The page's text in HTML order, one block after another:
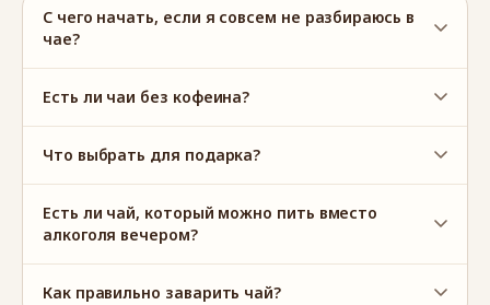
С чего начать, если я совсем не разбираюсь в
чае?
Есть ли чаи без кофеина?
Что выбрать для подарка?
Есть ли чай, который можно пить вместо
алкоголя вечером?
Как правильно заварить чай?